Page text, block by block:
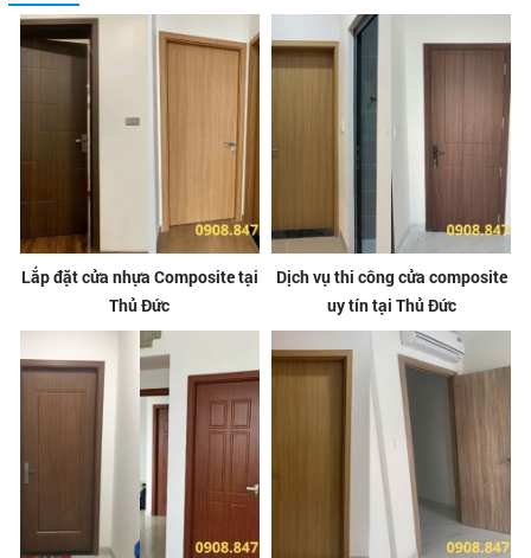
Lắp đặt cửa nhựa Composite tại
Thủ Đức
Dịch vụ thi công cửa composite
uy tín tại Thủ Đức